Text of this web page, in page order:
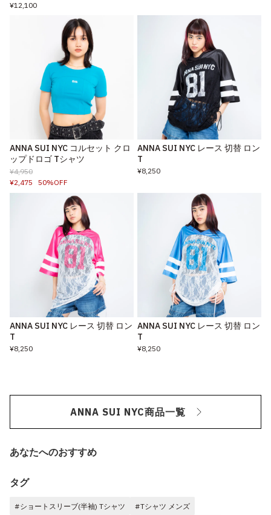
¥12,100
ANNA SUI NYC コルセット クロ
ップドロゴ Tシャツ
¥4,950
¥2,475
50%OFF
ANNA SUI NYC レース 切替 ロン
T
¥8,250
ANNA SUI NYC レース 切替 ロン
T
¥8,250
ANNA SUI NYC レース 切替 ロン
T
¥8,250
ANNA SUI NYC商品一覧
あなたへのおすすめ
タグ
#ショートスリーブ(半袖) Tシャツ
#Tシャツ メンズ